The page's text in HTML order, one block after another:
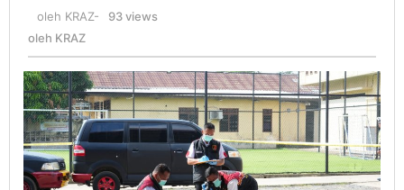
oleh KRAZ-
93 views
oleh KRAZ